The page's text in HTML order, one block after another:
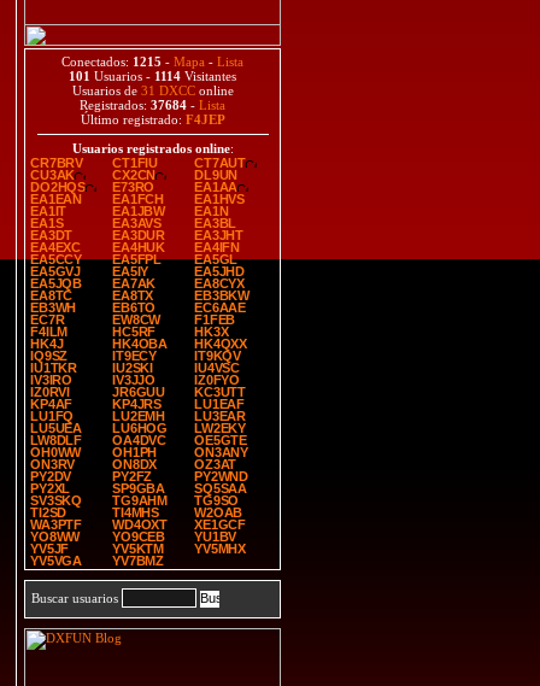
Conectados: 1215 - Mapa - Lista
101 Usuarios - 1114 Visitantes
Usuarios de 31 DXCConline
Registrados: 37684 - Lista
Último registrado: F4JEP
Usuarios registrados online:
CR7BRV
CT1FIU
CT7AUT
CU3AK
CX2CN
DL9UN
DO2HQS
E73RO
EA1AA
EA1EAN
EA1FCH
EA1HVS
EA1IT
EA1JBW
EA1N
EA1S
EA3AVS
EA3BL
EA3DT
EA3DUR
EA3JHT
EA4EXC
EA4HUK
EA4IFN
EA5CCY
EA5FPL
EA5GL
EA5GVJ
EA5IY
EA5JHD
EA5JQB
EA7AK
EA8CYX
EA8TC
EA8TX
EB3BKW
EB3WH
EB6TO
EC6AAE
EC7R
EW8CW
F1FEB
F4ILM
HC5RF
HK3X
HK4J
HK4OBA
HK4QXX
IQ9SZ
IT9ECY
IT9KQV
IU1TKR
IU2SKI
IU4VSC
IV3IRO
IV3JJO
IZ0FYO
IZ0RVI
JR6GUU
KC3UTT
KP4AF
KP4JRS
LU1EAF
LU1FQ
LU2EMH
LU3EAR
LU5UEA
LU6HOG
LW2EKY
LW8DLF
OA4DVC
OE5GTE
OH0WW
OH1PH
ON3ANY
ON3RV
ON8DX
OZ3AT
PY2DV
PY2FZ
PY2WND
PY2XL
SP9GBA
SQ5SAA
SV3SKQ
TG9AHM
TG9SO
TI2SD
TI4MHS
W2OAB
WA3PTF
WD4OXT
XE1GCF
YO8WW
YO9CEB
YU1BV
YV5JF
YV5KTM
YV5MHX
YV5VGA
YV7BMZ
Buscar usuarios